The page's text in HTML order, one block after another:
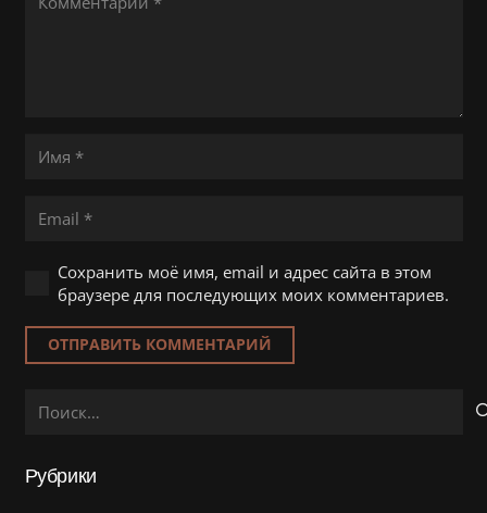
Сохранить моё имя, email и адрес сайта в этом
браузере для последующих моих комментариев.
ОТПРАВИТЬ КОММЕНТАРИЙ
Рубрики